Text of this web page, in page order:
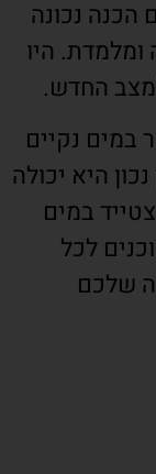
הכנה נכונה
ומלמדת. היו
החדש.
במים נקיים
היא יכולה
במים
לכל
שלכם